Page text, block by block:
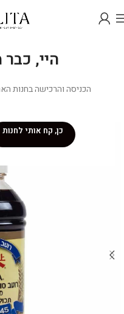
היי, כבר
כן, קח אותי לחנות